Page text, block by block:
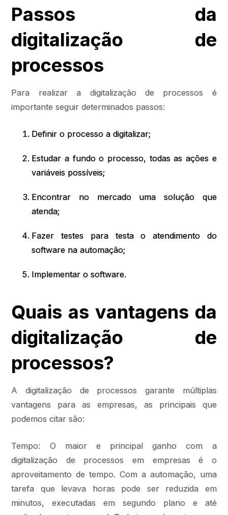
Passos da
digitalização de
processos
Para realizar a digitalização de processos é
importante seguir determinados passos:
Definir o processo a digitalizar;
Estudar a fundo o processo, todas as ações e
variáveis possíveis;
Encontrar no mercado uma solução que
atenda;
Fazer testes para testa o atendimento do
software na automação;
Implementar o software.
Quais as vantagens da
digitalização de
processos?
A digitalização de processos garante múltiplas
vantagens para as empresas, as principais que
podemos citar são:
Tempo: O maior e principal ganho com a
digitalização de processos em empresas é o
aproveitamento de tempo. Com a automação, uma
tarefa que levava horas pode ser reduzida em
minutos, executadas em segundo plano e até